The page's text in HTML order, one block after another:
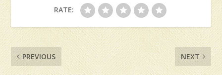
RATE:
PREVIOUS NEXT